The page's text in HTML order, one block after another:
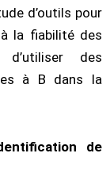
d’outils pour
la fiabilité des
des
à B dans la
de